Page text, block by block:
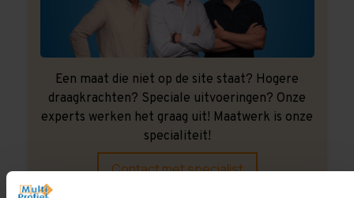
Een maat die niet op de site staat? Hogere
draagkrachten? Speciale uitvoeringen? Onze
experts werken het graag uit! Maatwerk is onze
specialiteit!
Contact met specialist